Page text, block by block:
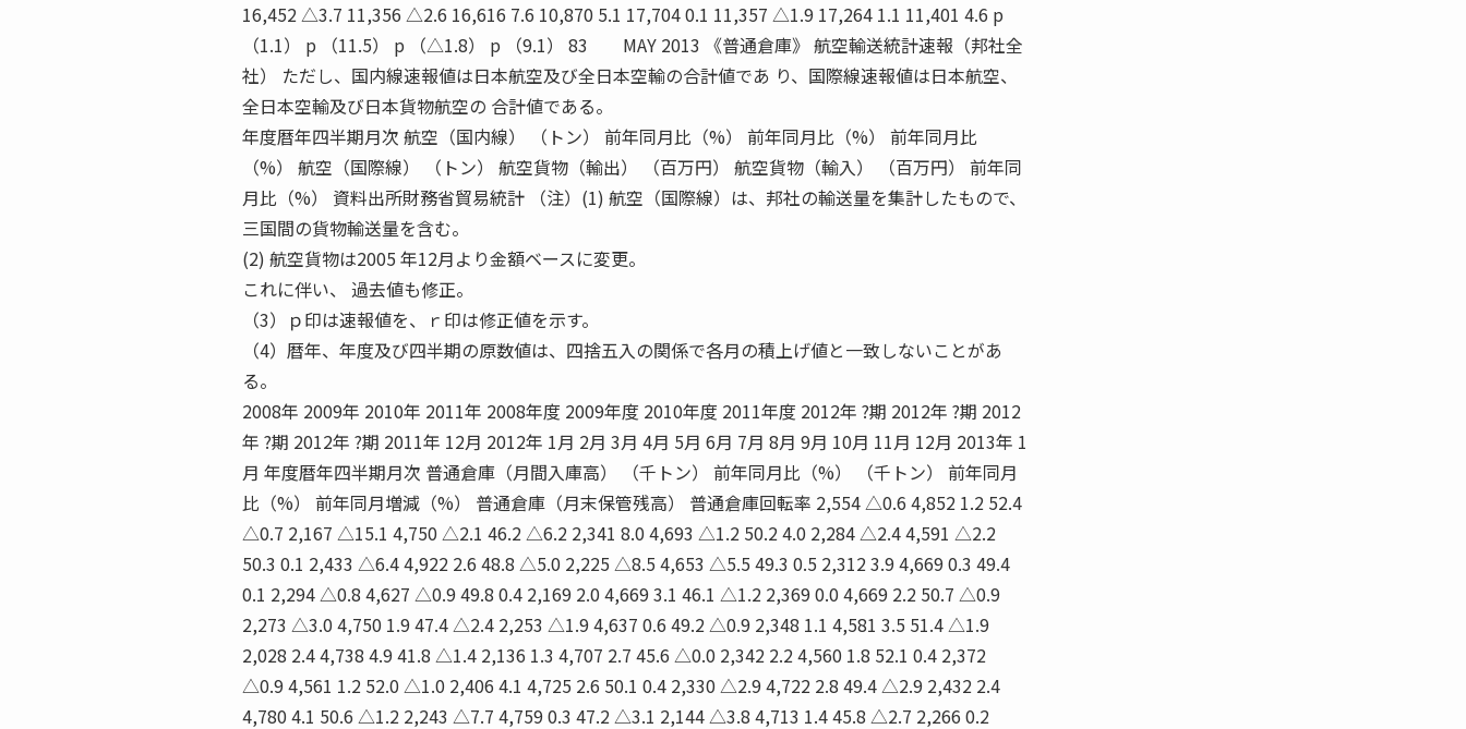
16,452 △3.7 11,356 △2.6 16,616 7.6 10,870 5.1 17,704 0.1 11,357 △1.9 17,264 1.1 11,401 4.6 p
（1.1） p （11.5） p （△1.8） p （9.1） 83 MAY 2013 《普通倉庫》 航空輸送統計速報（邦社全
社） ただし、国内線速報値は日本航空及び全日本空輸の合計値であ り、国際線速報値は日本航空、
全日本空輸及び日本貨物航空の 合計値である。
年度暦年四半期月次 航空（国内線） （トン） 前年同月比（%） 前年同月比（%） 前年同月比
（%） 航空（国際線） （トン） 航空貨物（輸出） （百万円） 航空貨物（輸入） （百万円） 前年同
月比（%） 資料出所財務省貿易統計 （注）(1) 航空（国際線）は、邦社の輸送量を集計したもので、
三国間の貨物輸送量を含む。
(2) 航空貨物は2005 年12月より金額ベースに変更。
これに伴い、 過去値も修正。
（3）ｐ印は速報値を、ｒ印は修正値を示す。
（4）暦年、年度及び四半期の原数値は、四捨五入の関係で各月の積上げ値と一致しないことがあ
る。
2008年 2009年 2010年 2011年 2008年度 2009年度 2010年度 2011年度 2012年 ?期 2012年 ?期 2012
年 ?期 2012年 ?期 2011年 12月 2012年 1月 2月 3月 4月 5月 6月 7月 8月 9月 10月 11月 12月 2013年 1
月 年度暦年四半期月次 普通倉庫（月間入庫高） （千トン） 前年同月比（%） （千トン） 前年同月
比（%） 前年同月増減（%） 普通倉庫（月末保管残高） 普通倉庫回転率 2,554 △0.6 4,852 1.2 52.4
△0.7 2,167 △15.1 4,750 △2.1 46.2 △6.2 2,341 8.0 4,693 △1.2 50.2 4.0 2,284 △2.4 4,591 △2.2
50.3 0.1 2,433 △6.4 4,922 2.6 48.8 △5.0 2,225 △8.5 4,653 △5.5 49.3 0.5 2,312 3.9 4,669 0.3 49.4
0.1 2,294 △0.8 4,627 △0.9 49.8 0.4 2,169 2.0 4,669 3.1 46.1 △1.2 2,369 0.0 4,669 2.2 50.7 △0.9
2,273 △3.0 4,750 1.9 47.4 △2.4 2,253 △1.9 4,637 0.6 49.2 △0.9 2,348 1.1 4,581 3.5 51.4 △1.9
2,028 2.4 4,738 4.9 41.8 △1.4 2,136 1.3 4,707 2.7 45.6 △0.0 2,342 2.2 4,560 1.8 52.1 0.4 2,372
△0.9 4,561 1.2 52.0 △1.0 2,406 4.1 4,725 2.6 50.1 0.4 2,330 △2.9 4,722 2.8 49.4 △2.9 2,432 2.4
4,780 4.1 50.6 △1.2 2,243 △7.7 4,759 0.3 47.2 △3.1 2,144 △3.8 4,713 1.4 45.8 △2.7 2,266 0.2